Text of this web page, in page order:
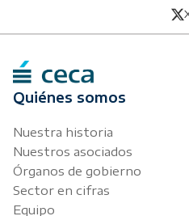
Quiénes somos
Nuestra historia
Nuestros asociados
Órganos de gobierno
Sector en cifras
Equipo